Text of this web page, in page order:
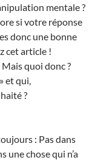
mentale ?
si votre réponse
donc une bonne
cet article !
Mais quoi donc ?
et qui,
?
: Pas dans
une chose qui n’a